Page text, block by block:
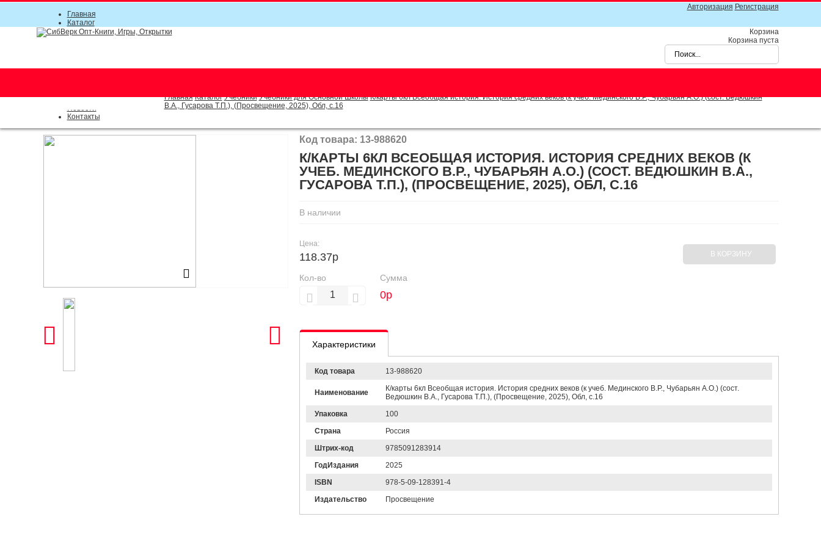
Авторизация Регистрация
Главная
Каталог
Прайс-листы
Доставка
Новости
Контакты
Корзина
Корзина пуста
Главная Каталог Учебники Учебники для Основной Школы К/карты 6кл Всеобщая история. История средних веков (к учеб. Мединского В.Р., Чубарьян А.О.) (сост. Ведюшкин
В.А., Гусарова Т.П.), (Просвещение, 2025), Обл, c.16
Код товара: 13-988620
К/КАРТЫ 6КЛ ВСЕОБЩАЯ ИСТОРИЯ. ИСТОРИЯ СРЕДНИХ ВЕКОВ (К
УЧЕБ. МЕДИНСКОГО В.Р., ЧУБАРЬЯН А.О.) (СОСТ. ВЕДЮШКИН В.А.,
ГУСАРОВА Т.П.), (ПРОСВЕЩЕНИЕ, 2025), ОБЛ, C.16
В наличии
Цена:
118.37р
Кол-во Сумма
0р
В КОРЗИНУ
Характеристики
Код товара 13-988620
Наименование
К/карты 6кл Всеобщая история. История средних веков (к учеб. Мединского В.Р., Чубарьян А.О.) (сост.
Ведюшкин В.А., Гусарова Т.П.), (Просвещение, 2025), Обл, c.16
Упаковка
100
Страна
Россия
Штрих-код
9785091283914
ГодИздания
2025
ISBN
978-5-09-128391-4
Издательство
Просвещение